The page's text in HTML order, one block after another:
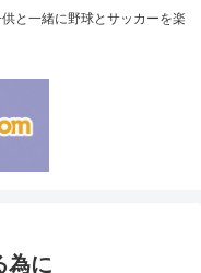
と一緒に野球とサッカーを楽
為に